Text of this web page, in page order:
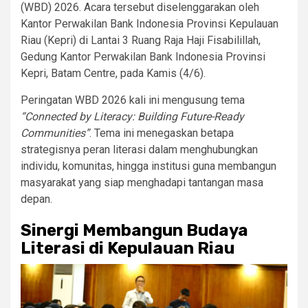
(WBD) 2026. Acara tersebut diselenggarakan oleh
Kantor Perwakilan Bank Indonesia Provinsi Kepulauan
Riau (Kepri) di Lantai 3 Ruang Raja Haji Fisabilillah,
Gedung Kantor Perwakilan Bank Indonesia Provinsi
Kepri, Batam Centre, pada Kamis (4/6).
Peringatan WBD 2026 kali ini mengusung tema
“Connected by Literacy: Building Future-Ready
Communities”. Tema ini menegaskan betapa
strategisnya peran literasi dalam menghubungkan
individu, komunitas, hingga institusi guna membangun
masyarakat yang siap menghadapi tantangan masa
depan.
Sinergi Membangun Budaya
Literasi di Kepulauan Riau